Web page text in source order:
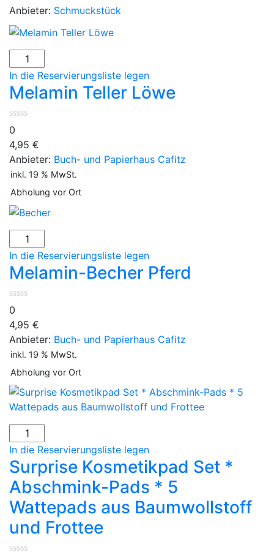
Anbieter: Schmuckstück
In die Reservierungsliste legen
Melamin Teller Löwe
0
4,95 €
Anbieter: Buch- und Papierhaus Cafitz
inkl. 19 % MwSt.
Abholung vor Ort
In die Reservierungsliste legen
Melamin-Becher Pferd
0
4,95 €
Anbieter: Buch- und Papierhaus Cafitz
inkl. 19 % MwSt.
Abholung vor Ort
In die Reservierungsliste legen
Surprise Kosmetikpad Set *
Abschmink-Pads * 5
Wattepads aus Baumwollstoff
und Frottee